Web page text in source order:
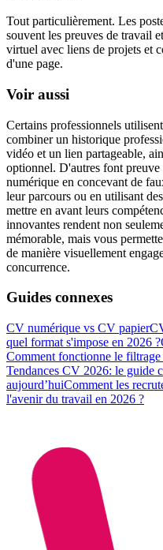
Tout particulièrement. Les
souvent les preuves de travail
virtuel avec liens de projets et
d'une page.
Voir aussi
Certains professionnels
combiner un historique
vidéo et un lien partageable,
optionnel. D'autres font
numérique en concevant de
leur parcours ou en utilisant
mettre en avant leurs
innovantes rendent non
mémorable, mais vous
de manière visuellement
concurrence.
Guides connexes
CV numérique vs CV papier
quel format s'impose en 2026 ?
Comment fonctionne le filtrage
Tendances CV 2026: le guide
aujourd’huiComment les
l'avenir du travail en 2026 ?